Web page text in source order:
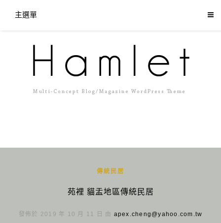
主選單
傳統民居
苑裡 貓盂地區傳統民居
發佈於 2019 年 10 月 11 日 由 apex.cheng@yahoo.com.tw